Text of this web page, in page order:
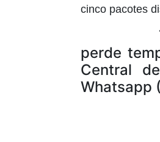
cinco pacotes
Tá
perde
Central
Whatsapp